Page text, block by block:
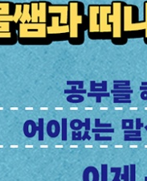
셋, 바람 넷